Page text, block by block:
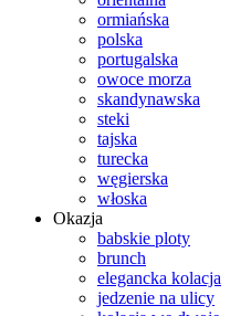
ormiańska
polska
portugalska
owoce morza
skandynawska
steki
tajska
turecka
węgierska
włoska
Okazja
babskie ploty
brunch
elegancka kolacja
jedzenie na ulicy